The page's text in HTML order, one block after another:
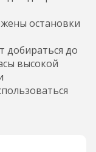
остановки
добираться до
высокой